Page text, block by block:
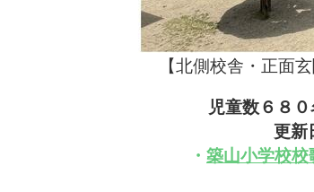
校舎・正面玄関の
児童数６８
更新
・ 築山小学校校